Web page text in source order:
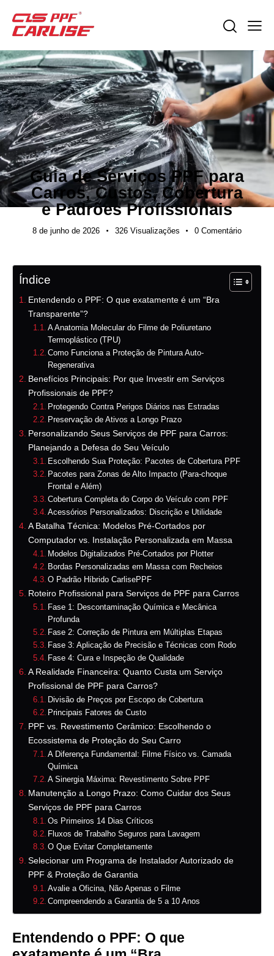
NOTÍCIAS DO SETOR
Guia de Serviços PPF para
Carros, Custos, Cobertura
e Padrões Profissionais
8 de junho de 2026 326 Visualizações 0 Comentário
Índice
Entendendo o PPF: O que exatamente é um “Bra
Transparente”?
A Anatomia Molecular do Filme de Poliuretano
Termoplástico (TPU)
Como Funciona a Proteção de Pintura Auto-
Regenerativa
Benefícios Principais: Por que Investir em Serviços
Profissionais de PPF?
Protegendo Contra Perigos Diários nas Estradas
Preservação de Ativos a Longo Prazo
Personalizando Seus Serviços de PPF para Carros:
Planejando a Defesa do Seu Veículo
Escolhendo Sua Proteção: Pacotes de Cobertura PPF
Pacotes para Zonas de Alto Impacto (Para-choque
Frontal e Além)
Cobertura Completa do Corpo do Veículo com PPF
Acessórios Personalizados: Discrição e Utilidade
A Batalha Técnica: Modelos Pré-Cortados por
Computador vs. Instalação Personalizada em Massa
Modelos Digitalizados Pré-Cortados por Plotter
Bordas Personalizadas em Massa com Recheios
O Padrão Híbrido CarlisePPF
Roteiro Profissional para Serviços de PPF para Carros
Fase 1: Descontaminação Química e Mecânica
Profunda
Fase 2: Correção de Pintura em Múltiplas Etapas
Fase 3: Aplicação de Precisão e Técnicas com Rodo
Fase 4: Cura e Inspeção de Qualidade
A Realidade Financeira: Quanto Custa um Serviço
Profissional de PPF para Carros?
Divisão de Preços por Escopo de Cobertura
Principais Fatores de Custo
PPF vs. Revestimento Cerâmico: Escolhendo o
Ecossistema de Proteção do Seu Carro
A Diferença Fundamental: Filme Físico vs. Camada
Química
A Sinergia Máxima: Revestimento Sobre PPF
Manutenção a Longo Prazo: Como Cuidar dos Seus
Serviços de PPF para Carros
Os Primeiros 14 Dias Críticos
Fluxos de Trabalho Seguros para Lavagem
O Que Evitar Completamente
Selecionar um Programa de Instalador Autorizado de
PPF & Proteção de Garantia
Avalie a Oficina, Não Apenas o Filme
Compreendendo a Garantia de 5 a 10 Anos
Entendendo o PPF: O que